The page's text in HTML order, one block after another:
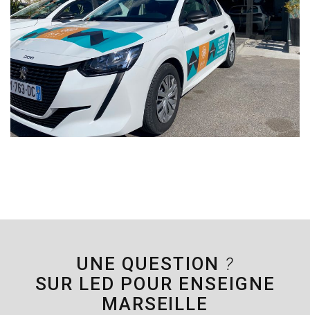
UNE QUESTION ?
SUR LED POUR ENSEIGNE
MARSEILLE